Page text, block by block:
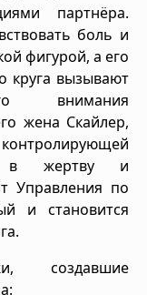
партнёра.
боль и
фигурой, а его
круга вызывают
внимания
жена Скайлер,
в жертву и
Управления по
и становится
создавшие